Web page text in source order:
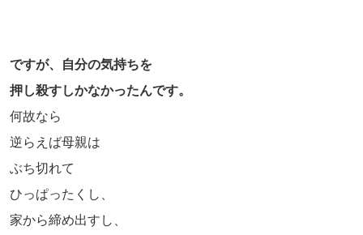
ですが、自分の気持ちを
押し殺すしかなかったんです。
何故なら
逆らえば母親は
ぶち切れて
ひっぱったくし、
家から締め出すし、